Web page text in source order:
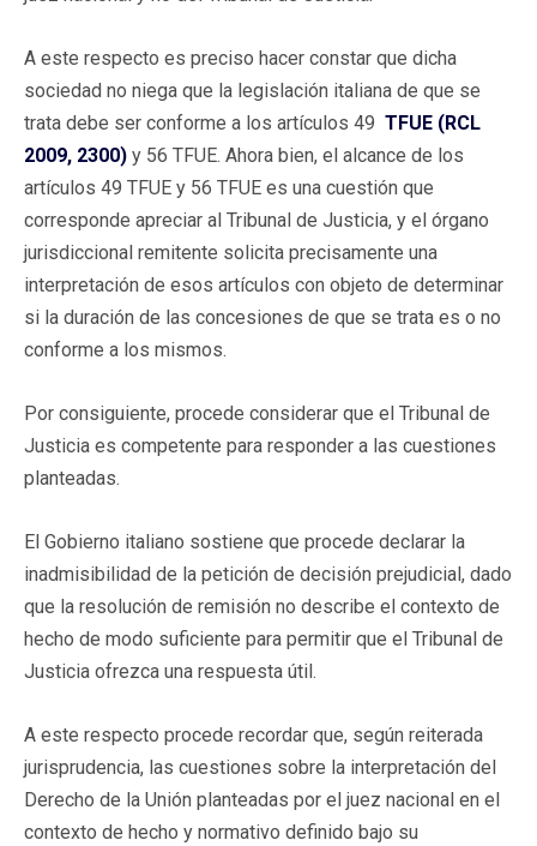
A este respecto es preciso hacer constar que dicha
sociedad no niega que la legislación italiana de que se
trata debe ser conforme a los artículos 49 TFUE (RCL
2009, 2300) y 56 TFUE. Ahora bien, el alcance de los
artículos 49 TFUE y 56 TFUE es una cuestión que
corresponde apreciar al Tribunal de Justicia, y el órgano
jurisdiccional remitente solicita precisamente una
interpretación de esos artículos con objeto de determinar
si la duración de las concesiones de que se trata es o no
conforme a los mismos.
Por consiguiente, procede considerar que el Tribunal de
Justicia es competente para responder a las cuestiones
planteadas.
El Gobierno italiano sostiene que procede declarar la
inadmisibilidad de la petición de decisión prejudicial, dado
que la resolución de remisión no describe el contexto de
hecho de modo suficiente para permitir que el Tribunal de
Justicia ofrezca una respuesta útil.
A este respecto procede recordar que, según reiterada
jurisprudencia, las cuestiones sobre la interpretación del
Derecho de la Unión planteadas por el juez nacional en el
contexto de hecho y normativo definido bajo su